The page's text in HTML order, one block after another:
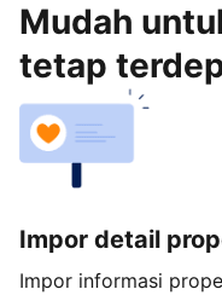
Mudah
tetap
Impor detail
Impor informasi